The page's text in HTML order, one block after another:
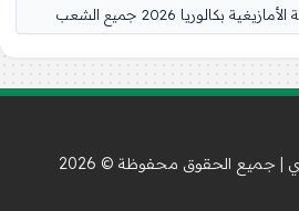
بكالوريا 2026 جميع الشعب
| جميع الحقوق محفوظة © 2026